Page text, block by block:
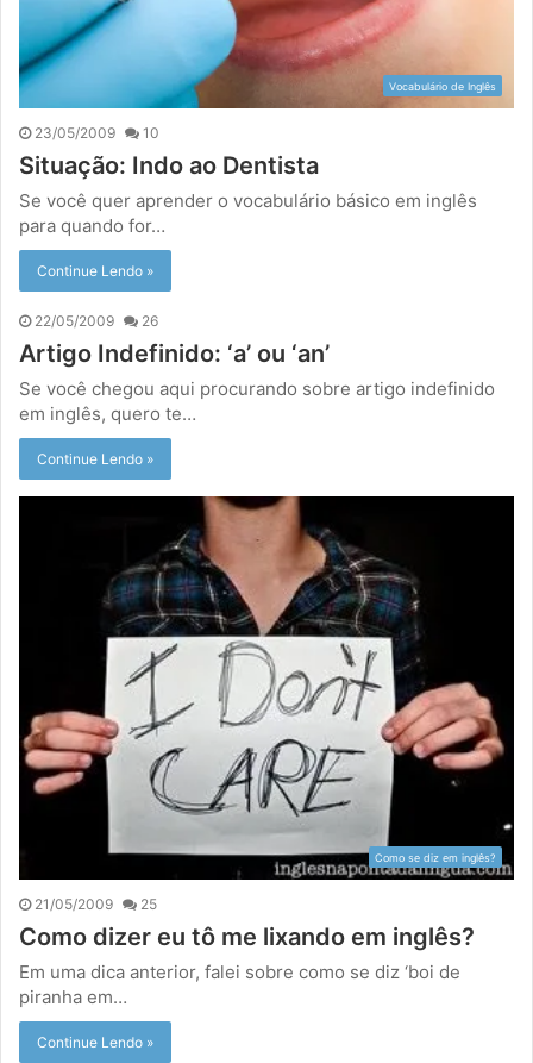
Vocabulário de Inglês
23/05/2009 10
Situação: Indo ao Dentista
Se você quer aprender o vocabulário básico em inglês
para quando for…
Continue Lendo »
22/05/2009 26
Artigo Indefinido: ‘a’ ou ‘an’
Se você chegou aqui procurando sobre artigo indefinido
em inglês, quero te…
Continue Lendo »
Como se diz em inglês?
21/05/2009 25
Como dizer eu tô me lixando em inglês?
Em uma dica anterior, falei sobre como se diz ‘boi de
piranha em…
Continue Lendo »